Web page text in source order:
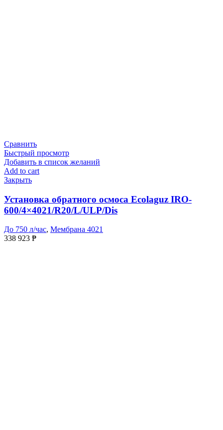
Сравнить
Быстрый просмотр
Добавить в список желаний
Add to cart
Закрыть
Установка обратного осмоса Ecolaguz IRO-
600/4×4021/R20/L/ULP/Dis
До 750 л/час, Мембрана 4021
338 923 ₱